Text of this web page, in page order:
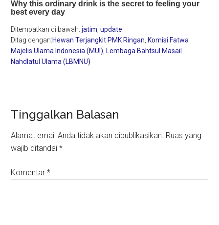
Ditempatkan di bawah:jatim ,update
Ditag dengan:Hewan Terjangkit PMK Ringan Komisi Fatwa
Majelis Ulama Indonesia (MUI) Lembaga Bahtsul Masail
Nahdlatul Ulama (LBMNU)
Reader
Interactions
Tinggalkan Balasan
Alamat email Anda tidak akan dipublikasikan. Ruas yang
wajib ditandai*
Komentar*